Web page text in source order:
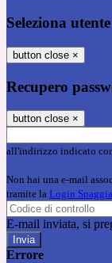
Seleziona utente
button close ×
Recupero
button close ×
all'indirizzo indicato
Non hai una e-mail
tramite la Login
E-mail inviata, si
Errore